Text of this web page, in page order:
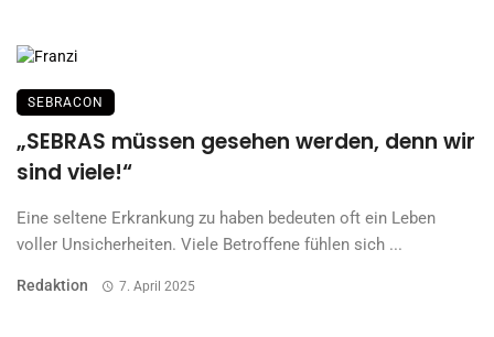
SEBRACON
„SEBRAS müssen gesehen werden, denn wir
sind viele!“
Eine seltene Erkrankung zu haben bedeuten oft ein Leben
voller Unsicherheiten. Viele Betroffene fühlen sich ...
Redaktion 7. April 2025